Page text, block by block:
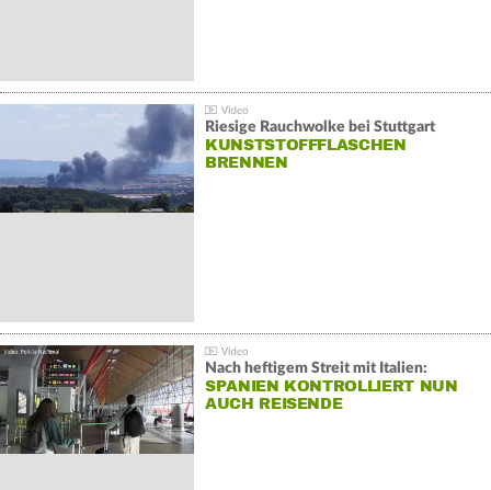
Riesige Rauchwolke bei Stuttgart
KUNSTSTOFFFLASCHEN
BRENNEN
Nach heftigem Streit mit Italien:
SPANIEN KONTROLLIERT NUN
AUCH REISENDE